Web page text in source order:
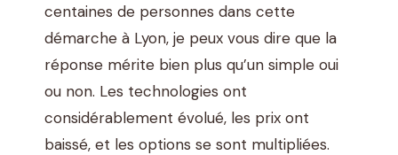
centaines de personnes dans cette
démarche à Lyon, je peux vous dire que la
réponse mérite bien plus qu’un simple oui
ou non. Les technologies ont
considérablement évolué, les prix ont
baissé, et les options se sont multipliées.